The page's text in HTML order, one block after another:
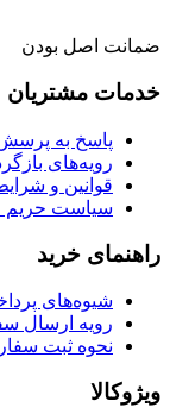
ضمانت اصل بودن
خدمات مشتریان
پاسخ به
رویه‌های
قوانین و
سیاست
راهنمای خرید
شیوه‌های
رویه ارسال
نحوه ثبت
ویژوکالا